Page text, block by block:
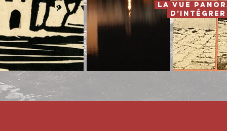
La vue
d’intégrer